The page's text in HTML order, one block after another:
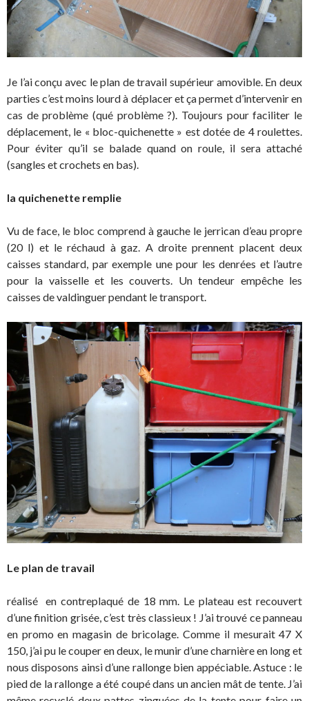
Je l’ai conçu avec le plan de travail supérieur amovible. En deux
parties c’est moins lourd à déplacer et ça permet d’intervenir en
cas de problème (qué problème ?). Toujours pour faciliter le
déplacement, le « bloc-quichenette » est dotée de 4 roulettes.
Pour éviter qu’il se balade quand on roule, il sera attaché
(sangles et crochets en bas).
la quichenette remplie
Vu de face, le bloc comprend à gauche le jerrican d’eau propre
(20 l) et le réchaud à gaz. A droite prennent placent deux
caisses standard, par exemple une pour les denrées et l’autre
pour la vaisselle et les couverts. Un tendeur empêche les
caisses de valdinguer pendant le transport.
Le plan de travail
réalisé en contreplaqué de 18 mm. Le plateau est recouvert
d’une finition grisée, c’est très classieux ! J’ai trouvé ce panneau
en promo en magasin de bricolage. Comme il mesurait 47 X
150, j’ai pu le couper en deux, le munir d’une charnière en long et
nous disposons ainsi d’une rallonge bien appéciable. Astuce : le
pied de la rallonge a été coupé dans un ancien mât de tente. J’ai